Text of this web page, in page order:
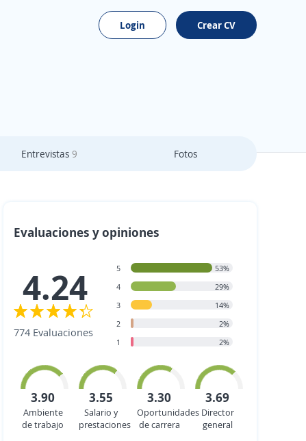
Login Crear CV
Entrevistas9 Fotos
Evaluaciones y opiniones
4.24
774 Evaluaciones
5
53%
4
29%
3
14%
2
2%
1
2%
3.90
Ambiente
de trabajo
3.55
Salario y
prestaciones
3.30
Oportunidades
de carrera
3.69
Director
general